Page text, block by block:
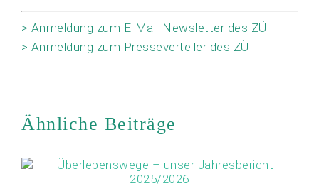
> Anmeldung zum E-Mail-Newsletter des ZÜ
> Anmeldung zum Presseverteiler des ZÜ
Ähnliche Beiträge